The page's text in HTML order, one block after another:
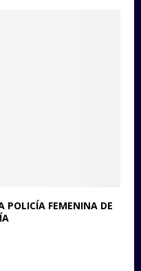
POLICÍA FEMENINA DE